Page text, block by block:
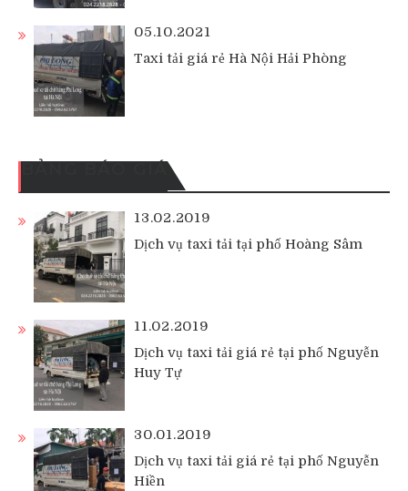
05.10.2021
Taxi tải giá rẻ Hà Nội Hải Phòng
BẢNG BÁO GIÁ
13.02.2019
Dịch vụ taxi tải tại phố Hoàng Sâm
11.02.2019
Dịch vụ taxi tải giá rẻ tại phố Nguyễn
Huy Tự
30.01.2019
Dịch vụ taxi tải giá rẻ tại phố Nguyễn
Hiền